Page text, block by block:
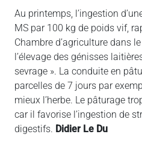
Au printemps, l’ingestion
MS par 100 kg de poids vif,
Chambre d’agriculture dans
l’élevage des génisses
sevrage ». La conduite en
parcelles de 7 jours par
mieux l’herbe. Le pâturage
car il favorise l’ingestion de
digestifs. Didier Le Du